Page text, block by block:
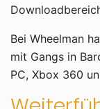
Bei Wheelman
mit Gangs in
PC, Xbox 360